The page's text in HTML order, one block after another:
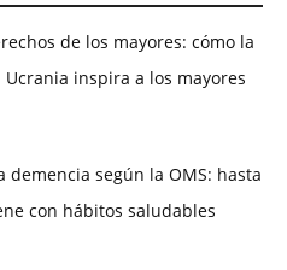
de los mayores: cómo la
inspira a los mayores
demencia según la OMS: hasta
con hábitos saludables